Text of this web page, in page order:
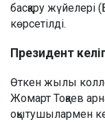
басқару жүйелері
көрсетілді.
Президент
Өткен жылы
Жомарт Тоқаев
оқытушылармен